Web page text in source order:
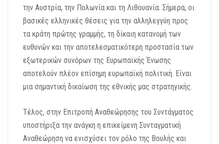
την Αυστρία, την Πολωνία και τη Λιθουανία. Σήμερα, οι
βασικές ελληνικές θέσεις για την αλληλεγγύη προς
τα κράτη πρώτης γραμμής, τη δίκαιη κατανομή των
ευθυνών και την αποτελεσματικότερη προστασία των
εξωτερικών συνόρων της Ευρωπαϊκής Ένωσης
αποτελούν πλέον επίσημη ευρωπαϊκή πολιτική. Είναι
μια σημαντική δικαίωση της εθνικής μας στρατηγικής.
Τέλος, στην Επιτροπή Αναθεώρησης του Συντάγματος
υποστήριξα την ανάγκη η επικείμενη Συνταγματική
Αναθεώρηση να ενισχύσει τον ρόλο της Βουλής και